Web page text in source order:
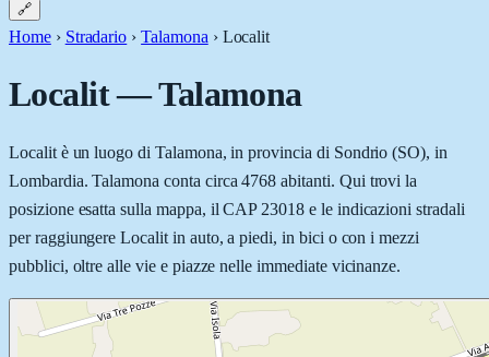
🔗
Home › Stradario › Talamona › Localit
Localit—Talamona
Localit è un luogo di Talamona, in provincia di Sondrio (SO), in
Lombardia. Talamona conta circa 4768 abitanti. Qui trovi la
posizione esatta sulla mappa, il CAP 23018 e le indicazioni stradali
per raggiungere Localit in auto, a piedi, in bici o con i mezzi
pubblici, oltre alle vie e piazze nelle immediate vicinanze.